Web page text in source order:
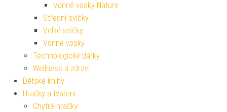
Vonné vosky Nature
Střední svíčky
Velké svíčky
Vonné vosky
Technologické dárky
Wellness a zdraví
Dětské knihy
Hračky a tvoření
Chytré hračky